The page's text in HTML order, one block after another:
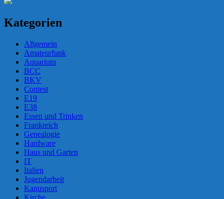
Kategorien
Allgemein
Amateurfunk
Aquarium
BCC
BKV
Contest
E19
E38
Essen und Trinken
Frankreich
Genealogie
Hardware
Haus und Garten
IT
Italien
Jugendarbeit
Kanusport